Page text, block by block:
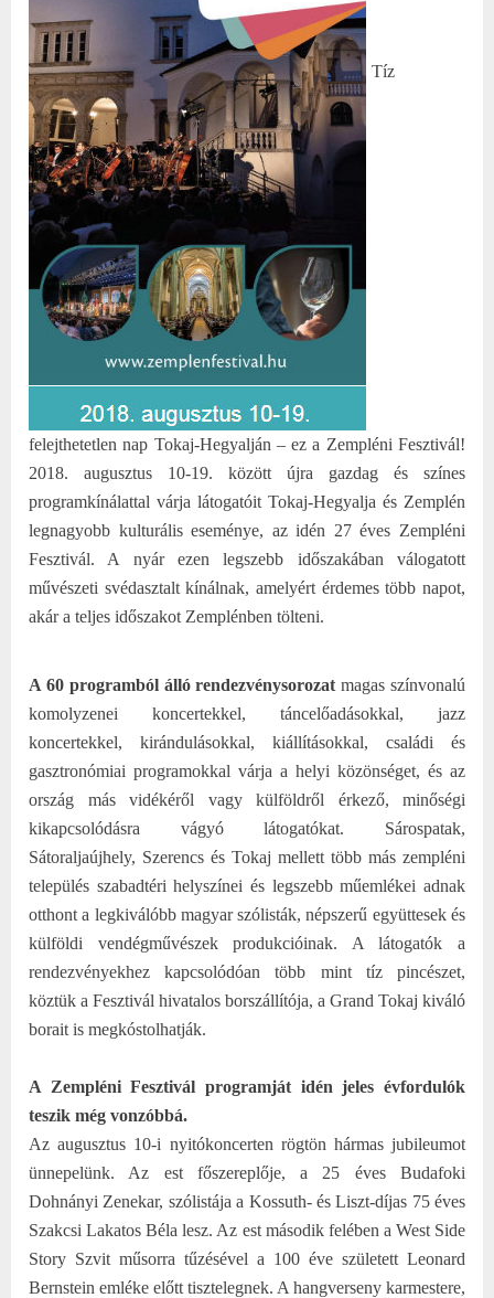
Tíz
felejthetetlen nap Tokaj-Hegyalján – ez a Zempléni Fesztivál!
2018. augusztus 10-19. között újra gazdag és színes
programkínálattal várja látogatóit Tokaj-Hegyalja és Zemplén
legnagyobb kulturális eseménye, az idén 27 éves Zempléni
Fesztivál. A nyár ezen legszebb időszakában válogatott
művészeti svédasztalt kínálnak, amelyért érdemes több napot,
akár a teljes időszakot Zemplénben tölteni.
A 60 programból álló rendezvénysorozat magas színvonalú
komolyzenei koncertekkel, táncelőadásokkal, jazz
koncertekkel, kirándulásokkal, kiállításokkal, családi és
gasztronómiai programokkal várja a helyi közönséget, és az
ország más vidékéről vagy külföldről érkező, minőségi
kikapcsolódásra vágyó látogatókat. Sárospatak,
Sátoraljaújhely, Szerencs és Tokaj mellett több más zempléni
település szabadtéri helyszínei és legszebb műemlékei adnak
otthont a legkiválóbb magyar szólisták, népszerű együttesek és
külföldi vendégművészek produkcióinak. A látogatók a
rendezvényekhez kapcsolódóan több mint tíz pincészet,
köztük a Fesztivál hivatalos borszállítója, a Grand Tokaj kiváló
borait is megkóstolhatják.
A Zempléni Fesztivál programját idén jeles évfordulók
teszik még vonzóbbá.
Az augusztus 10-i nyitókoncerten rögtön hármas jubileumot
ünnepelünk. Az est főszereplője, a 25 éves Budafoki
Dohnányi Zenekar, szólistája a Kossuth- és Liszt-díjas 75 éves
Szakcsi Lakatos Béla lesz. Az est második felében a West Side
Story Szvit műsorra tűzésével a 100 éve született Leonard
Bernstein emléke előtt tisztelegnek. A hangverseny karmestere,